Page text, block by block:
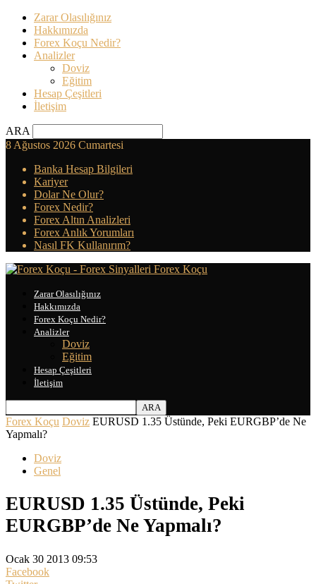
Zarar Olasılığınız
Hakkımızda
Forex Koçu Nedir?
Analizler
Doviz
Eğitim
Hesap Çeşitleri
İletişim
ARA
8 Ağustos 2026 Cumartesi
Banka Hesap Bilgileri
Kariyer
Dolar Ne Olur?
Forex Nedir?
Forex Altın Analizleri
Forex Anlık Yorumları
Nasıl FK Kullanırım?
Forex Koçu
Zarar Olasılığınız
Hakkımızda
Forex Koçu Nedir?
Analizler
Doviz
Eğitim
Hesap Çeşitleri
İletişim
Forex Koçu Doviz EURUSD 1.35 Üstünde, Peki EURGBP’de Ne
Yapmalı?
Doviz
Genel
EURUSD 1.35 Üstünde, Peki
EURGBP’de Ne Yapmalı?
Ocak 30 2013 09:53
Facebook